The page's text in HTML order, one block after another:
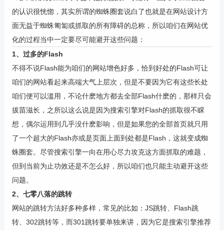
的认识很恍惚，其实所谓的蜘蛛圈套说白了也就是在网站设计方
面无益于蜘蛛匍匐或抓取的所有障碍的总称，所以咱们在网站优
化的过程当中一定要尽可能避开这些问题：
1、过多的Flash
不得不说Flash能为咱们的网站增色好多，恰到好处的Flash可让
咱们的网站看起来高端大气上层次，但是不要因为它有这些长处
咱们便可以滥用，不论什麽地方都去全部Flash什麽的，那样只会
拔苗滋长，之所以这么说是因为搜索引擎对Flash的抓取很不睬
想，偶尔运用到几乎没什麽影响，但是如果您的全部首页就只用
了一个超大的Flash亦或是页面上面到处都是Flash，这就变成蜘
蛛圈套。尽管搜索引擎一向在用心尽力攻克这方面抓取的难题，
但到当前为止功效还是不怎么好，所以咱们也只能主动避开这些
问题。
2、七零八落的跳转
网站的跳转方法好多种多样，常见的比如：JS跳转、Flash跳
转、302跳转等，而301跳转要单独来讲，因为它是搜索引擎推荐